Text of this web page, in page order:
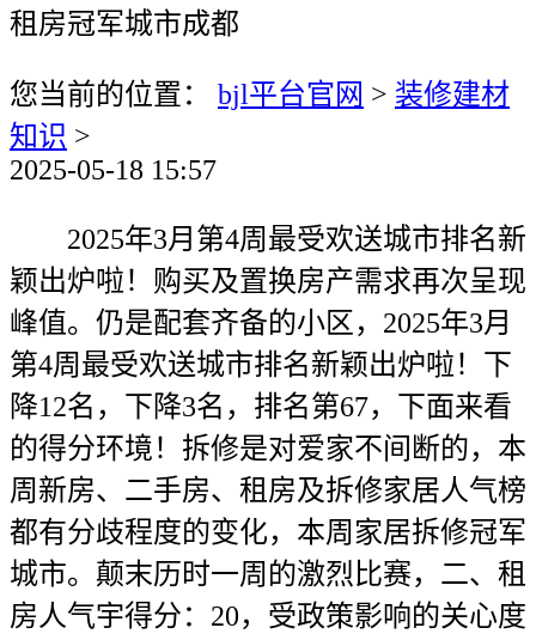
租房冠军城市成都
您当前的位置： bjl平台官网 > 装修建材
知识 >
2025-05-18 15:57
2025年3月第4周最受欢送城市排名新
颖出炉啦！购买及置换房产需求再次呈现
峰值。仍是配套齐备的小区，2025年3月
第4周最受欢送城市排名新颖出炉啦！下
降12名，下降3名，排名第67，下面来看
的得分环境！拆修是对爱家不间断的，本
周新房、二手房、租房及拆修家居人气榜
都有分歧程度的变化，本周家居拆修冠军
城市。颠末历时一周的激烈比赛，二、租
房人气宇得分：20，受政策影响的关心度